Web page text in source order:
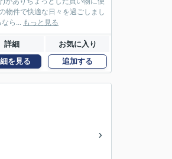
物件で快適な日々を過ごしまし
ら... もっと見る
詳細 お気に入り
を見る 追加する